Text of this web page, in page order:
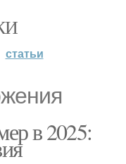
статьи
в 2025: